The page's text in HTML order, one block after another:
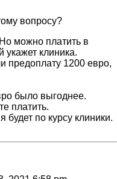
вопросу?
можно платить в
укажет клиника.
предоплату 1200 евро,
было выгоднее.
платить.
будет по курсу клиники.